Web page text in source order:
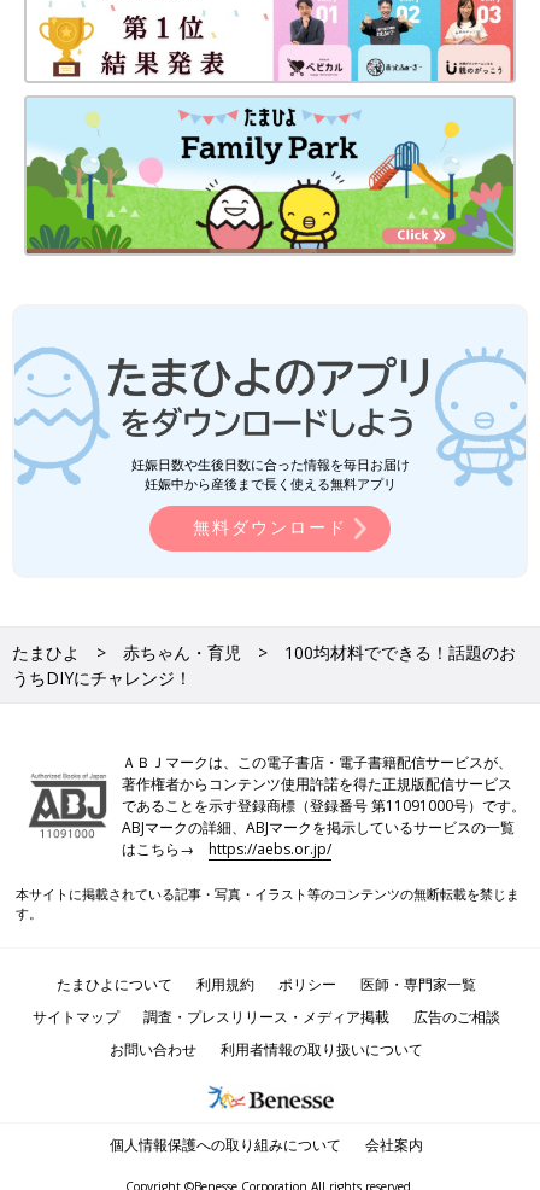
妊娠日数や生後日数に合った情報を毎日お届け
妊娠中から産後まで長く使える無料アプリ
無料ダウンロード
たまひよ 赤ちゃん・育児
100均材料でできる！話題のお
うちDIYにチャレンジ！
ＡＢＪマークは、この電子書店・電子書籍配信サービスが、
著作権者からコンテンツ使用許諾を得た正規版配信サービス
であることを示す登録商標（登録番号 第11091000号）です。
ABJマークの詳細、ABJマークを掲示しているサービスの一覧
はこちら→https://aebs.or.jp/
本サイトに掲載されている記事・写真・イラスト等のコンテンツの無断転載を禁じま
す。
たまひよについて 利用規約 ポリシー
医師・専門家一覧
サイトマップ
調査・プレスリリース・メディア掲載
広告のご相談
お問い合わせ
利用者情報の取り扱いについて
個人情報保護への取り組みについて 会社案内
Copyright ©Benesse Corporation All rights reserved.